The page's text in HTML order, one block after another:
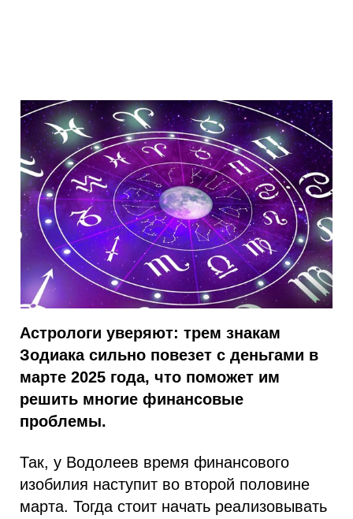
Астрологи уверяют: трем знакам
Зодиака сильно повезет с деньгами в
марте 2025 года, что поможет им
решить многие финансовые
проблемы.
Так, у Водолеев время финансового
изобилия наступит во второй половине
марта. Тогда стоит начать реализовывать